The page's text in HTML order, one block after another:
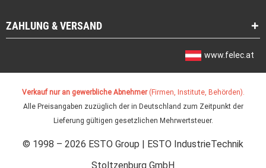
ZAHLUNG & VERSAND
www.felec.at
Verkauf nur an gewerbliche Abnehmer(Firmen, Institute, Behörden).
Alle Preisangaben zuzüglich der in Deutschland zum Zeitpunkt der
Lieferung gültigen gesetzlichen Mehrwertsteuer.
© 1998 – 2026 ESTO Group | ESTO IndustrieTechnik
Stoltzenburg GmbH